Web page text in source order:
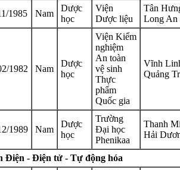
1985 Nam
Dược
học
Viện
Dược liệu
Tân
Long An
1982 Nam
Dược
học
Viện Kiểm
nghiệm
An toàn
vệ sinh
Thực
phẩm
Quốc gia
Vĩnh
Quảng
1989 Nam
Dược
học
Trường
Đại học
Phenikaa
Thanh
Hải
Điện - Điện tử - Tự động hóa